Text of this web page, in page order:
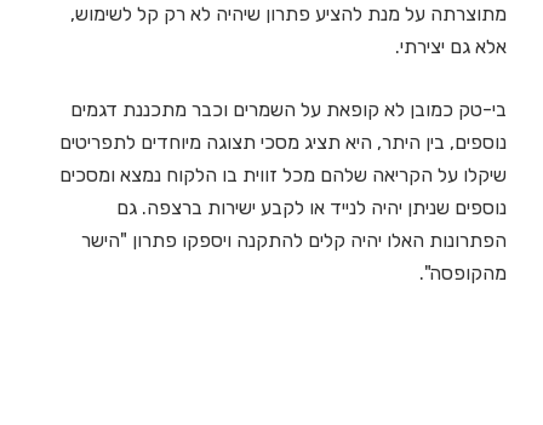
מתוצרתה על מנת להציע פתרון שיהיה לא רק קל לשימוש,
אלא גם יצירתי.
בי-טק כמובן לא קופאת על השמרים וכבר מתכננת דגמים
נוספים, בין היתר, היא תציג מסכי תצוגה מיוחדים לתפריטים
שיקלו על הקריאה שלהם מכל זווית בו הלקוח נמצא ומסכים
נוספים שניתן יהיה לנייד או לקבע ישירות ברצפה. גם
הפתרונות האלו יהיה קלים להתקנה ויספקו פתרון "הישר
מהקופסה".